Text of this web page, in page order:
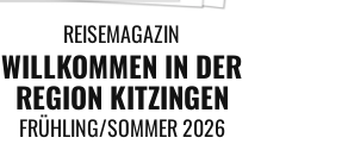
REISEMAGAZIN
WILLKOMMEN IN DER
REGION KITZINGEN
FRÜHLING/SOMMER 2026